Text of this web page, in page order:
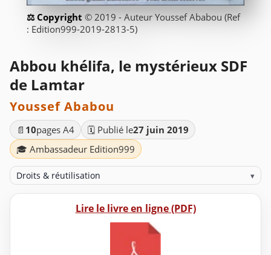
© 2019 - Auteur Youssef Ababou (Ref
: Edition999-2019-2813-5)
Abbou khélifa, le mystérieux SDF
de Lamtar
Youssef Ababou
📄 10pages A4 🗓️ Publié le27 juin 2019
🎓 Ambassadeur Edition999
Droits & réutilisation ▾
Lire le livre en ligne (PDF)